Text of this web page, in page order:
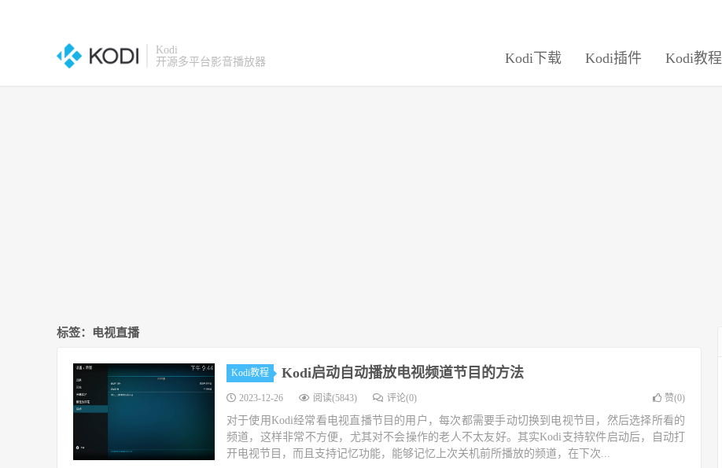
Kodi
开源多平台影音播放器
Kodi下载 Kodi插件 Kodi教程
标签：电视直播
Kodi教程 Kodi启动自动播放电视频道节目的方法
2023-12-26 阅读(5843) 评论(0) 赞(0)
对于使用Kodi经常看电视直播节目的用户，每次都需要手动切换到电视节目，然后选择所看的
频道，这样非常不方便，尤其对不会操作的老人不太友好。其实Kodi支持软件启动后，自动打
开电视节目，而且支持记忆功能，能够记忆上次关机前所播放的频道，在下次...